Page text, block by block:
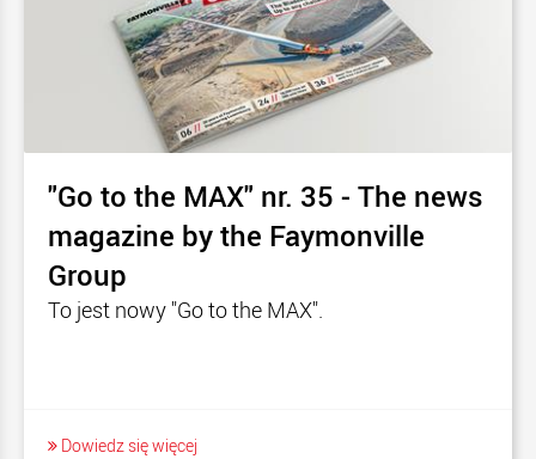
"Go to the MAX" nr. 35 - The news
magazine by the Faymonville
Group
To jest nowy "Go to the MAX".
Dowiedz się więcej